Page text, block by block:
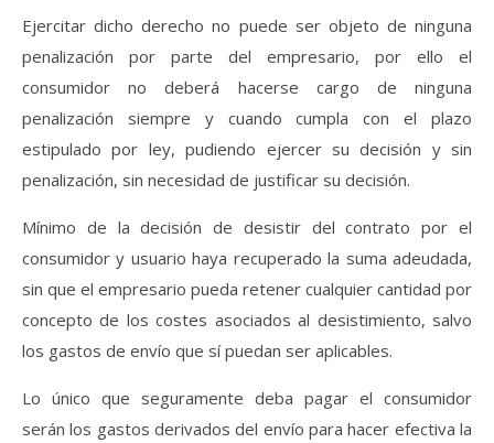
Ejercitar dicho derecho no puede ser objeto de ninguna
penalización por parte del empresario, por ello el
consumidor no deberá hacerse cargo de ninguna
penalización siempre y cuando cumpla con el plazo
estipulado por ley, pudiendo ejercer su decisión y sin
penalización, sin necesidad de justificar su decisión.
Mínimo de la decisión de desistir del contrato por el
consumidor y usuario haya recuperado la suma adeudada,
sin que el empresario pueda retener cualquier cantidad por
concepto de los costes asociados al desistimiento, salvo
los gastos de envío que sí puedan ser aplicables.
Lo único que seguramente deba pagar el consumidor
serán los gastos derivados del envío para hacer efectiva la